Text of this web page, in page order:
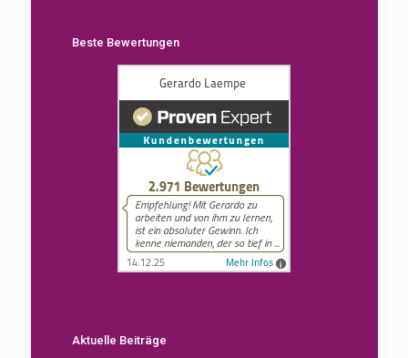
Beste Bewertungen
Aktuelle Beiträge